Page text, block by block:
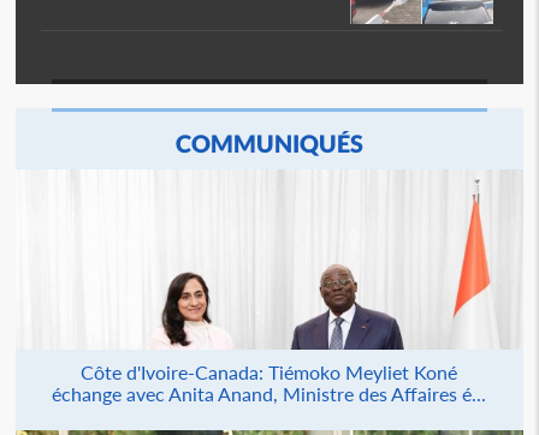
COMMUNIQUÉS
Côte d'Ivoire-Canada: Tiémoko Meyliet Koné
échange avec Anita Anand, Ministre des Affaires é...